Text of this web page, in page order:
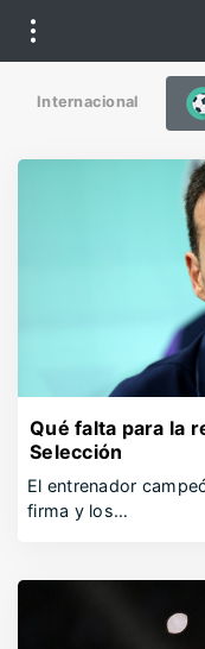
Internacional
Qué falta para la
Selección
El entrenador
firma y los…